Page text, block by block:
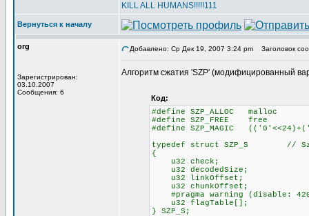
KILL ALL HUMANS!!!!!111
Вернуться к началу
org
Зарегистрирован:
03.10.2007
Сообщения: 6
Добавлено: Ср Дек 19, 2007 3:24 pm Заголовок
Алгоритм сжатия 'SZP' (модифицированный
Код:
#define SZP_ALLOC malloc
#define SZP_FREE free
#define SZP_MAGIC
typedef struct SZP_S // Szp
{
u32 check;
u32 decodedSize;
u32 linkOffset;
u32 chunkOffset;
#pragma warning (disable:
u32 flagTable[];
} SZP_S;